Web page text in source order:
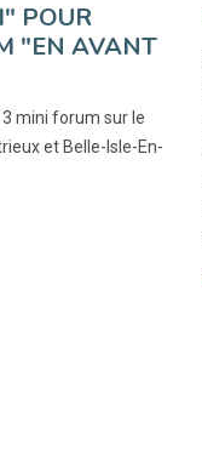
POUR
"EN AVANT
mini forum sur le
et Belle-Isle-En-